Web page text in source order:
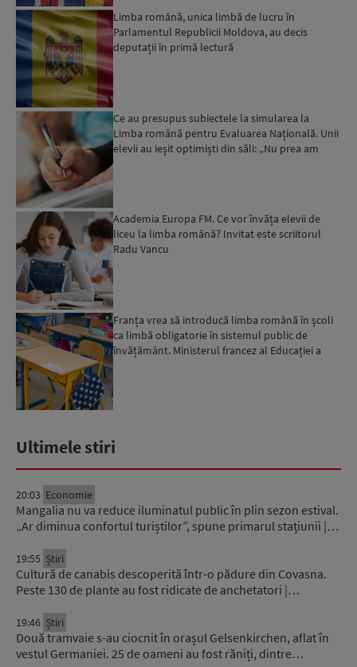
Limba română, unica limbă de lucru în
Parlamentul Republicii Moldova, au decis
deputații în primă lectură
Ce au presupus subiectele la simularea la
Limba română pentru Evaluarea Națională. Unii
elevii au ieșit optimiști din săli: „Nu prea am
Academia Europa FM. Ce vor învăța elevii de
liceu la limba română? Invitat este scriitorul
Radu Vancu
Franța vrea să introducă limba română în școli
ca limbă obligatorie în sistemul public de
învățământ. Ministerul francez al Educației a
Ultimele stiri
20:03 Economie
Mangalia nu va reduce iluminatul public în plin sezon estival.
„Ar diminua confortul turiștilor”, spune primarul stațiunii |…
19:55 Știri
Cultură de canabis descoperită într-o pădure din Covasna.
Peste 130 de plante au fost ridicate de anchetatori |…
19:46 Știri
Două tramvaie s-au ciocnit în orașul Gelsenkirchen, aflat în
vestul Germaniei. 25 de oameni au fost răniți, dintre…